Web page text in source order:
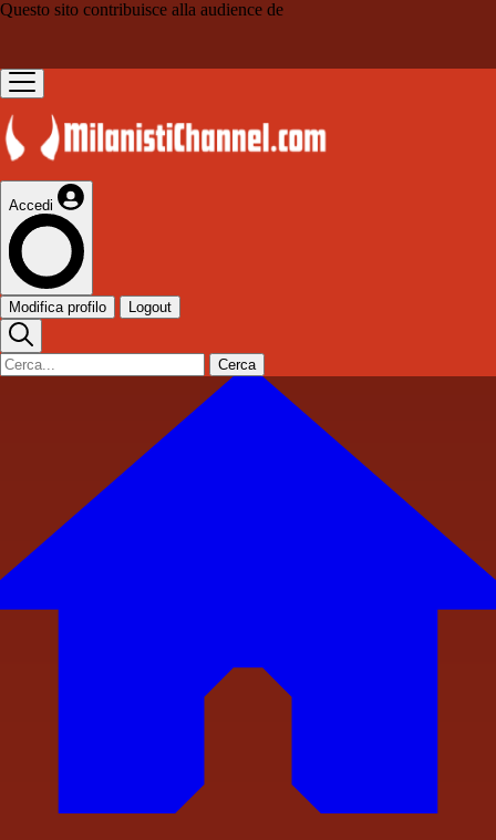
Questo sito contribuisce alla audience de
Accedi
Modifica profilo Logout
Cerca